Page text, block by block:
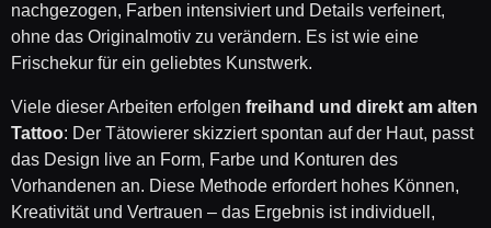
nachgezogen, Farben intensiviert und Details verfeinert,
ohne das Originalmotiv zu verändern. Es ist wie eine
Frischekur für ein geliebtes Kunstwerk.
Viele dieser Arbeiten erfolgen freihand und direkt am alten
Tattoo: Der Tätowierer skizziert spontan auf der Haut, passt
das Design live an Form, Farbe und Konturen des
Vorhandenen an. Diese Methode erfordert hohes Können,
Kreativität und Vertrauen – das Ergebnis ist individuell,